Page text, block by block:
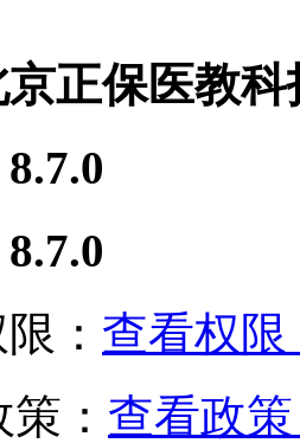
正保医教
8.7.0
8.7.0
： 查看权限
： 查看政